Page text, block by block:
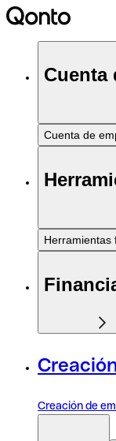
Cuenta
Cuenta de
Herramientas
Creación de